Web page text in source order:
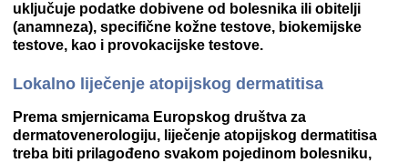
uključuje podatke dobivene od bolesnika ili obitelji
(anamneza), specifične kožne testove, biokemijske
testove, kao i provokacijske testove.
Lokalno liječenje atopijskog dermatitisa
Prema smjernicama Europskog društva za
dermatovenerologiju, liječenje atopijskog dermatitisa
treba biti prilagođeno svakom pojedinom bolesniku,